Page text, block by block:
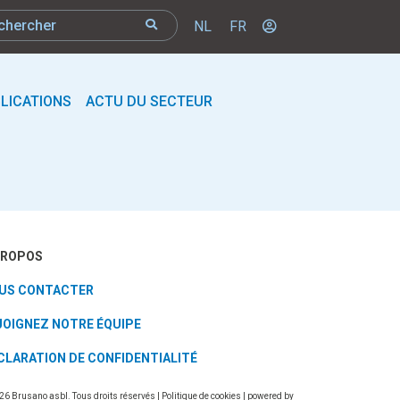
NL FR
ACTU DU SECTEUR
CONTACTER
NOTRE ÉQUIPE
DE CONFIDENTIALITÉ
Brusano asbl. Tous droits réservés | Politique de cookies
| powered by